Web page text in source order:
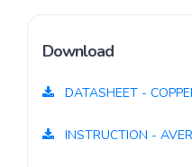
Download
DATASHEET -
INSTRUCTION -